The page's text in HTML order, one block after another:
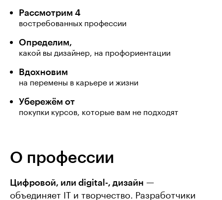
Рассмотрим 4
востребованных профессии
Определим,
какой вы дизайнер, на профориентации
Вдохновим
на перемены в карьере и жизни
Убережём от
покупки курсов, которые вам не подходят
О профессии
Цифровой, или digital-, дизайн —
объединяет IT и творчество. Разработчики